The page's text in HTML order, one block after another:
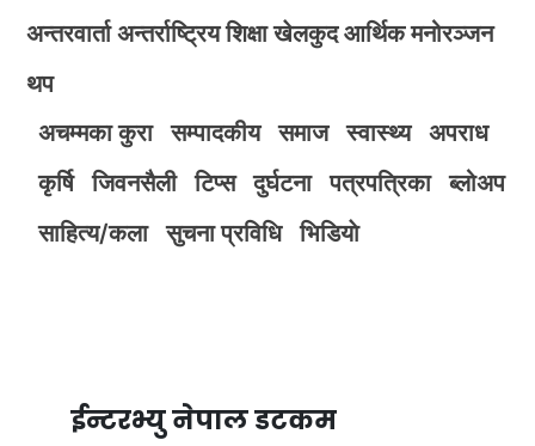
अन्तरवार्ता अन्तर्राष्ट्रिय शिक्षा खेलकुद आर्थिक मनोरञ्जन
थप
अचम्मका कुरा
सम्पादकीय समाज स्वास्थ्य
अपराध
कृर्षि
जिवनसैली टिप्स दुर्घटना पत्रपत्रिका
ब्लोअप
साहित्य/कला
सुचना प्रविधि भिडियाे
ईन्टरभ्यु नेपाल डटकम